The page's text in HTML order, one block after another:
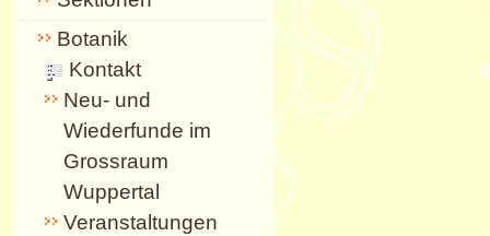
Botanik
Kontakt
Neu- und
Wiederfunde im
Grossraum
Wuppertal
Veranstaltungen